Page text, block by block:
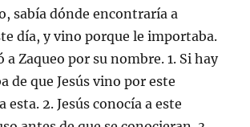
sabía dónde encontraría a
día, y vino porque le importaba.
a Zaqueo por su nombre. 1. Si hay
de que Jesús vino por este
esta. 2. Jesús conocía a este